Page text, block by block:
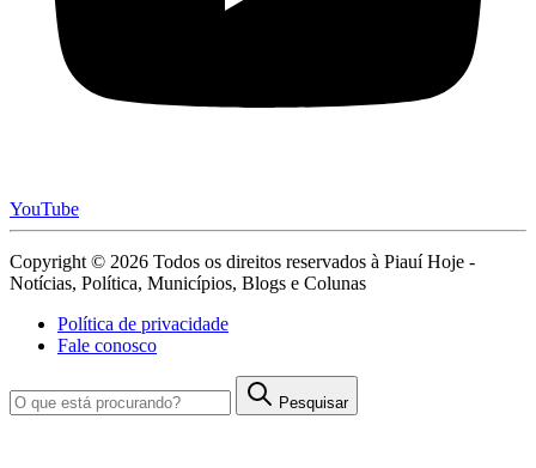
YouTube
Copyright © 2026 Todos os direitos reservados à Piauí Hoje -
Notícias, Política, Municípios, Blogs e Colunas
Política de privacidade
Fale conosco
Pesquisar